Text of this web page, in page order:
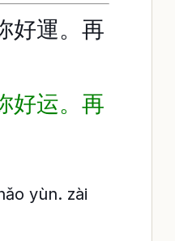
好運。再
好运。再
yùn. zài